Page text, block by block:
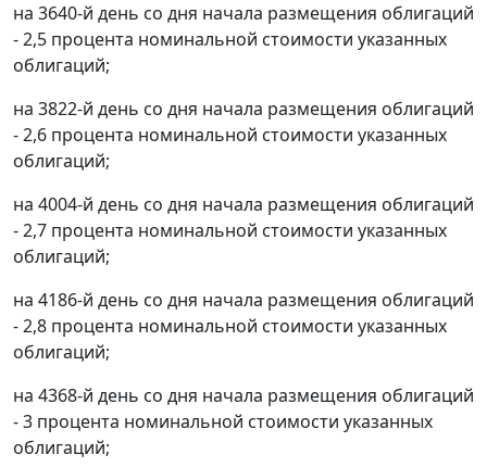
на 3640-й день со дня начала размещения облигаций
- 2,5 процента номинальной стоимости указанных
облигаций;
на 3822-й день со дня начала размещения облигаций
- 2,6 процента номинальной стоимости указанных
облигаций;
на 4004-й день со дня начала размещения облигаций
- 2,7 процента номинальной стоимости указанных
облигаций;
на 4186-й день со дня начала размещения облигаций
- 2,8 процента номинальной стоимости указанных
облигаций;
на 4368-й день со дня начала размещения облигаций
- 3 процента номинальной стоимости указанных
облигаций;